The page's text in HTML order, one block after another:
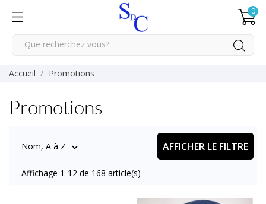
0
Accueil Promotions
Promotions
Nom, A à Z  AFFICHER LE FILTRE
Affichage 1-12 de 168 article(s)